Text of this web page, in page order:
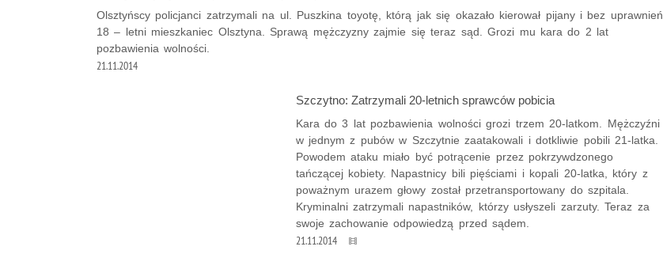
Olsztyńscy policjanci zatrzymali na ul. Puszkina toyotę, którą jak się okazało kierował pijany i bez uprawnień
18 – letni mieszkaniec Olsztyna. Sprawą mężczyzny zajmie się teraz sąd. Grozi mu kara do 2 lat
pozbawienia wolności.
21.11.2014
Szczytno: Zatrzymali 20-letnich sprawców pobicia
Kara do 3 lat pozbawienia wolności grozi trzem 20-latkom. Mężczyźni
w jednym z pubów w Szczytnie zaatakowali i dotkliwie pobili 21-latka.
Powodem ataku miało być potrącenie przez pokrzywdzonego
tańczącej kobiety. Napastnicy bili pięściami i kopali 20-latka, który z
poważnym urazem głowy został przetransportowany do szpitala.
Kryminalni zatrzymali napastników, którzy usłyszeli zarzuty. Teraz za
swoje zachowanie odpowiedzą przed sądem.
21.11.2014